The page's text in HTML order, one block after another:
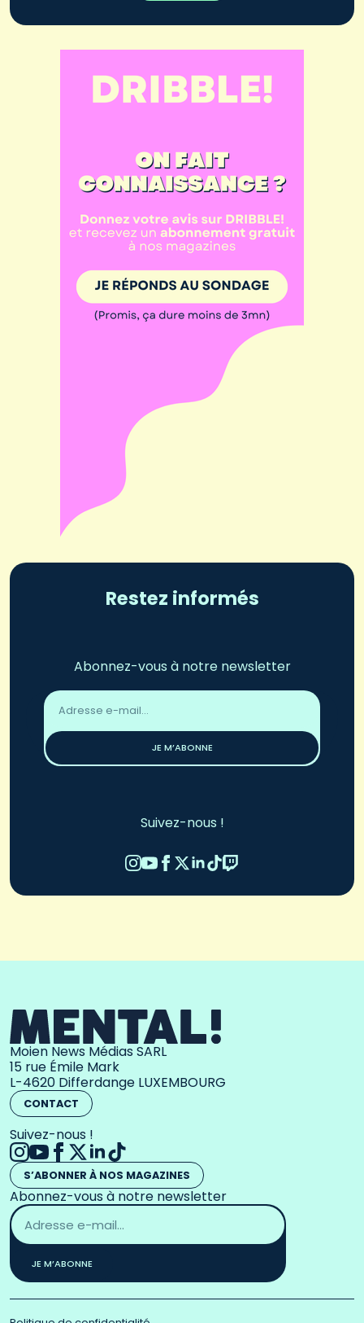
Restez informés
Abonnez-vous à notre newsletter
Adresse
email
JE M’ABONNE
Suivez-nous !
Moien News Médias SARL
15 rue Émile Mark
L-4620 Differdange LUXEMBOURG
CONTACT
Suivez-nous !
S’ABONNER À NOS MAGAZINES
Abonnez-vous à notre newsletter
Adresse
email
*
JE M’ABONNE